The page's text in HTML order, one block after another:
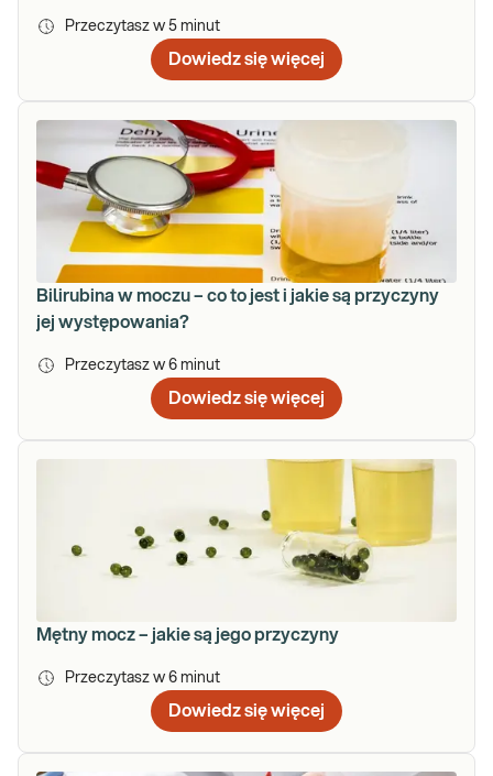
Przeczytasz w 5 minut
Dowiedz się więcej
Bilirubina w moczu – co to jest i jakie są przyczyny
jej występowania?
Przeczytasz w 6 minut
Dowiedz się więcej
Mętny mocz – jakie są jego przyczyny
Przeczytasz w 6 minut
Dowiedz się więcej